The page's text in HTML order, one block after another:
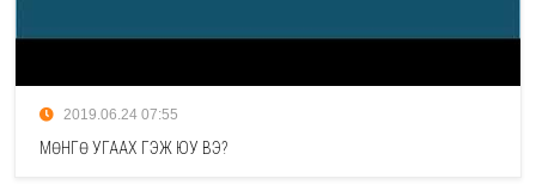
2019.06.24 07:55
МӨНГӨ УГААХ ГЭЖ ЮУ ВЭ?